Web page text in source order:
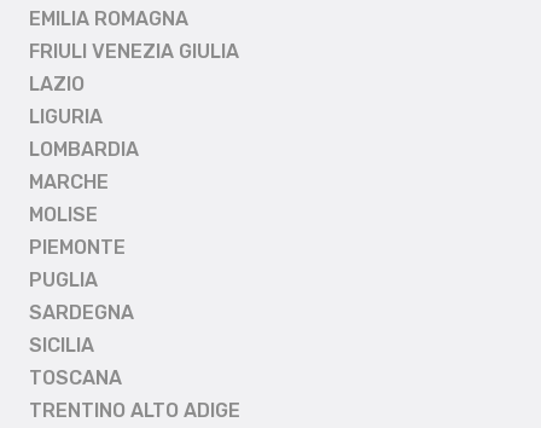
EMILIA ROMAGNA
FRIULI VENEZIA GIULIA
LAZIO
LIGURIA
LOMBARDIA
MARCHE
MOLISE
PIEMONTE
PUGLIA
SARDEGNA
SICILIA
TOSCANA
TRENTINO ALTO ADIGE